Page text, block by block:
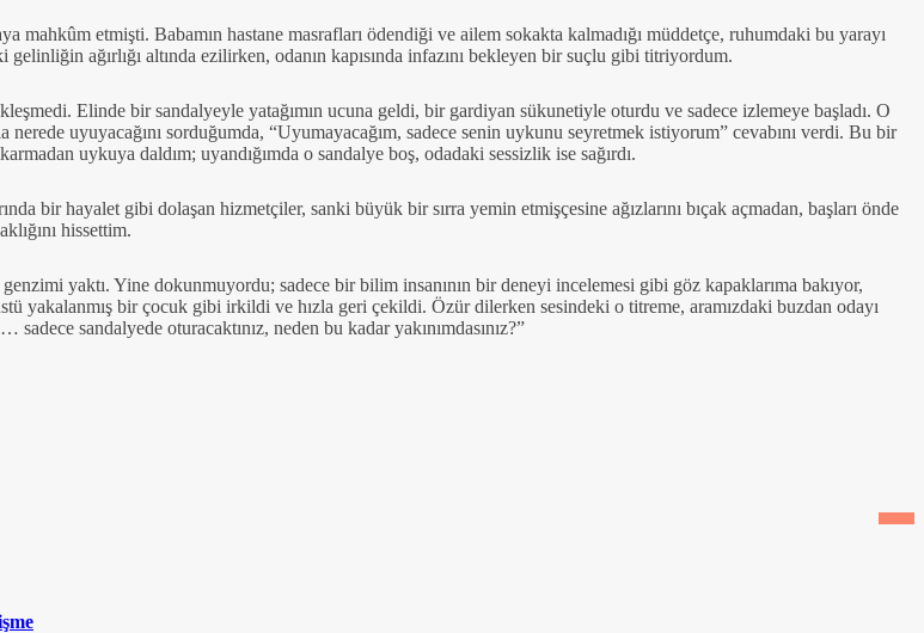
etmişti. Babamın hastane masrafları ödendiği ve ailem sokakta kalmadığı müddetçe, ruhumdaki bu yarayı
ağırlığı altında ezilirken, odanın kapısında infazını bekleyen bir suçlu gibi titriyordum.
Elinde bir sandalyeyle yatağımın ucuna geldi, bir gardiyan sükunetiyle oturdu ve sadece izlemeye başladı. O
uyuyacağını sorduğumda, “Uyumayacağım, sadece senin uykunu seyretmek istiyorum” cevabını verdi. Bu bir
uykuya daldım; uyandığımda o sandalye boş, odadaki sessizlik ise sağırdı.
bir hayalet gibi dolaşan hizmetçiler, sanki büyük bir sırra yemin etmişçesine ağızlarını bıçak açmadan, başları önde
hissettim.
yaktı. Yine dokunmuyordu; sadece bir bilim insanının bir deneyi incelemesi gibi göz kapaklarıma bakıyor,
yakalanmış bir çocuk gibi irkildi ve hızla geri çekildi. Özür dilerken sesindeki o titreme, aramızdaki buzdan odayı
sandalyede oturacaktınız, neden bu kadar yakınımdasınız?”